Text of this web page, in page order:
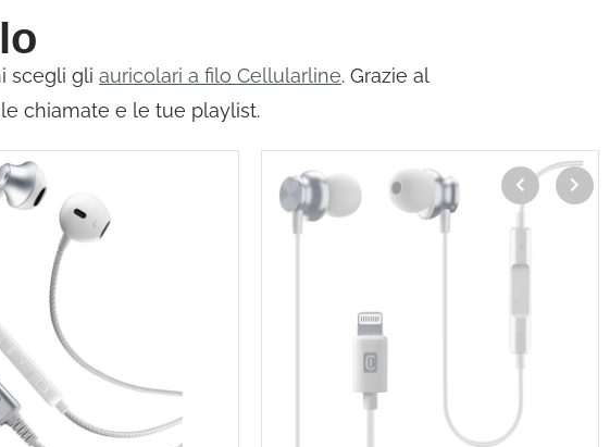
scegli gli auricolari a filo Cellularline. Grazie al
chiamate e le tue playlist.